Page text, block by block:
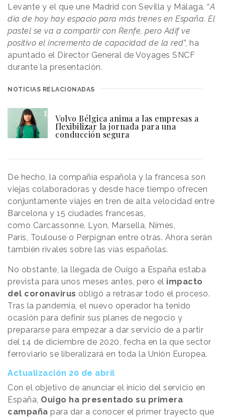
Levante y el que une Madrid con Sevilla y Málaga. “A
día de hoy hay espacio para más trenes en España. El
pastel se va a compartir con Renfe, pero Adif ve
positivo el incremento de capacidad de la red”, ha
apuntado el Director General de Voyages SNCF
durante la presentación.
NOTICIAS RELACIONADAS
Volvo Bélgica anima a las empresas a
flexibilizar la jornada para una
conducción segura
De hecho, la compañía española y la francesa son
viejas colaboradoras y desde hace tiempo ofrecen
conjuntamente viajes en tren de alta velocidad entre
Barcelona y 15 ciudades francesas,
como Carcassonne, Lyon, Marsella, Nimes,
París, Toulouse o Perpignan entre otras. Ahora serán
también rivales sobre las vías españolas.
No obstante, la llegada de Ouigo a España estaba
prevista para unos meses antes, pero el impacto
del coronavirus obligó a retrasar todo el proceso.
Tras la pandemia, el nuevo operador ha tenido
ocasión para definir sus planes de negocio y
prepararse para empezar a dar servicio de a partir
del 14 de diciembre de 2020, fecha en la que sector
ferroviario se liberalizará en toda la Unión Europea.
Actualización 20 de abril
Con el objetivo de anunciar el inicio del servicio en
España, Ouigo ha presentado su primera
campaña para dar a conocer el primer trayecto que